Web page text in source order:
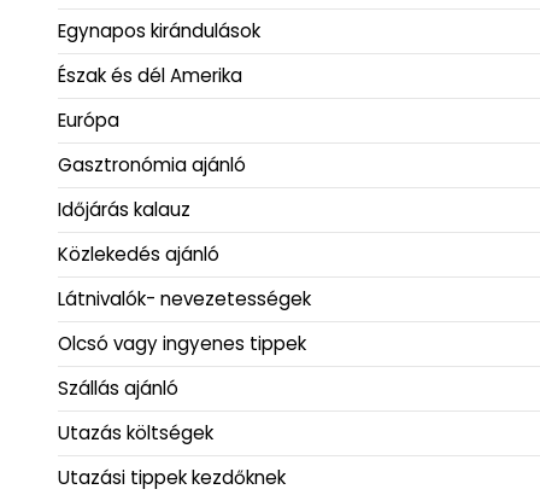
Egynapos kirándulások
Észak és dél Amerika
Európa
Gasztronómia ajánló
Időjárás kalauz
Közlekedés ajánló
Látnivalók- nevezetességek
Olcsó vagy ingyenes tippek
Szállás ajánló
Utazás költségek
Utazási tippek kezdőknek